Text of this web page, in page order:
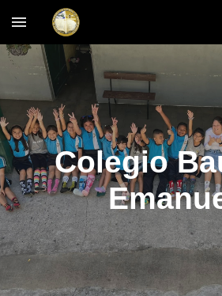
Skip to main content
Colegio